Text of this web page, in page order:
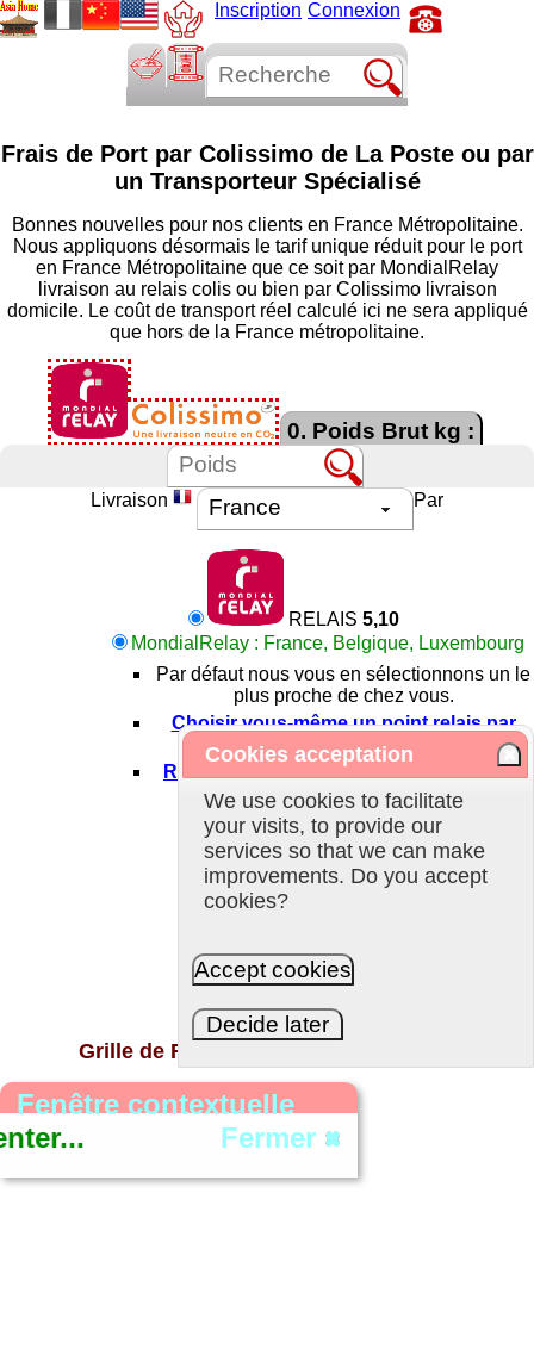
Inscription Connexion
Frais de Port par Colissimo de La Poste ou par
un Transporteur Spécialisé
Bonnes nouvelles pour nos clients en France Métropolitaine.
Nous appliquons désormais le tarif unique réduit pour le port
en France Métropolitaine que ce soit par MondialRelay
livraison au relais colis ou bien par Colissimo livraison
domicile. Le coût de transport réel calculé ici ne sera appliqué
que hors de la France métropolitaine.
0. Poids Brut kg :
Livraison Par
RELAIS 5,10
MondialRelay : France, Belgique, Luxembourg
Par défaut nous vous en sélectionnons un le
plus proche de chez vous.
Choisir vous-même un point relais par
widget...
Rechercher un point relais près de chez
vous...
DOMICILE
Grille de Frais de Port de Référence :
Fenêtre contextuelle
Fermer
Cookies acceptation
We use cookies to facilitate
your visits, to provide our
services so that we can make
improvements. Do you accept
cookies?
Accept cookies
Decide later